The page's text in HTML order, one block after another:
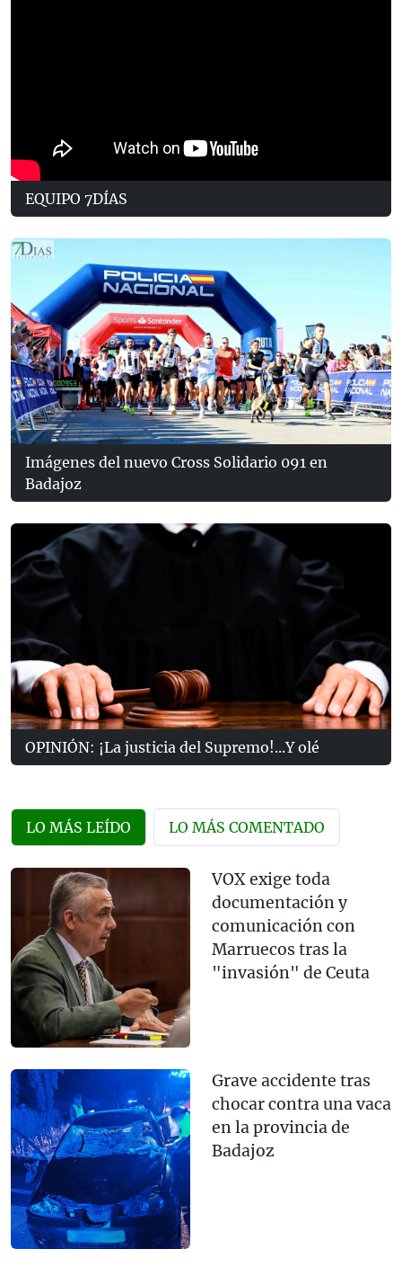
EQUIPO 7DÍAS
Imágenes del nuevo Cross Solidario 091 en
Badajoz
OPINIÓN: ¡La justicia del Supremo!...Y olé
LO MÁS LEÍDO LO MÁS COMENTADO
VOX exige toda
documentación y
comunicación con
Marruecos tras la
"invasión" de Ceuta
Grave accidente tras
chocar contra una vaca
en la provincia de
Badajoz